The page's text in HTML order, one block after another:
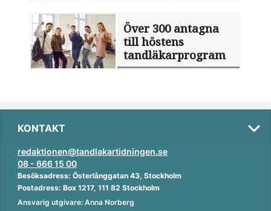
Över 300 antagna
till höstens
tandläkarprogram
KONTAKT
redaktionen@tandlakartidningen.se
08 - 666 15 00
Besöksadress: Österlånggatan 43, Stockholm
Postadress: Box 1217, 111 82 Stockholm
Ansvarig utgivare: Anna Norberg